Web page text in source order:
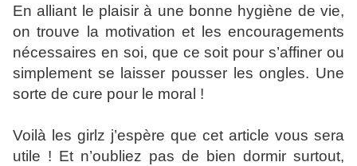
En alliant le plaisir à une bonne hygiène de vie,
on trouve la motivation et les encouragements
nécessaires en soi, que ce soit pour s’affiner ou
simplement se laisser pousser les ongles. Une
sorte de cure pour le moral !
Voilà les girlz j’espère que cet article vous sera
utile ! Et n’oubliez pas de bien dormir surtout,